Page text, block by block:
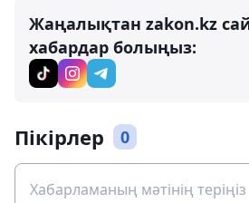
Жаңалықтан zakon.kz
хабардар болыңыз:
Пікірлер 0